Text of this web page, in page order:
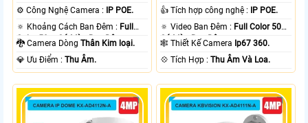
⚙ Công Nghệ Camera :
IP POE.
🔅 Khoảng Cách Ban Đêm : Full
Color 50m Có Màu Ban Ðêm.
🐉️ Camera DòngThân Kim loại.
️💎 Ưu Điểm :Thu Âm.
👍 Tích hợp công nghệ :
IP POE.
🔅 Video Ban Đêm : Full Color 50m
Có Màu Ban Ðêm.
🕸️ Thiết Kế Camera Ip67 360.
️💠 Tích Hợp :Thu Âm Và Loa.